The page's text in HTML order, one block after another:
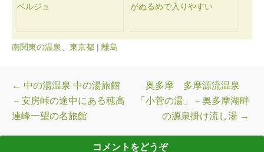
ベルジュ
がぬるめで入りやすい
南関東の温泉 東京都 | 離島
投稿ナビゲーション
← 中の湯温泉 中の湯旅館
－安房峠の途中にある穂高
連峰一望の名旅館
奥多摩 多摩源流温泉
「小菅の湯」－奥多摩湖畔
の源泉掛け流し湯 →